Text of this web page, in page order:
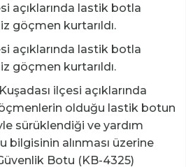
açıklarında lastik botla
göçmen kurtarıldı.
açıklarında lastik botla
göçmen kurtarıldı.
ilçesi açıklarında
olduğu lastik botun
sürüklendiği ve yardım
alınması üzerine
Botu (KB-4325)